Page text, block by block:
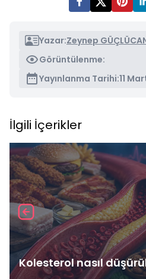
Yazar:Zeynep
Görüntülenme:
Yayınlanma Tarihi:11
İlgili İçerikler
Kolesterol nasıl